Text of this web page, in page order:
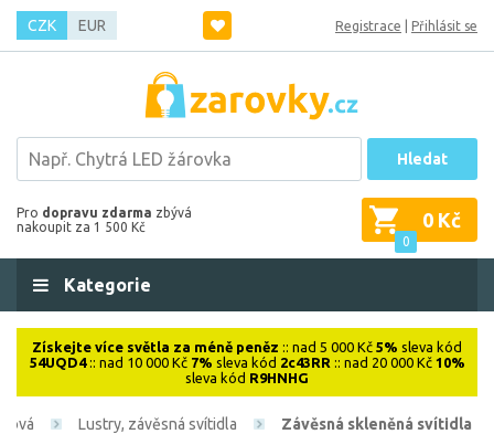
CZK EUR Registrace Přihlásit se
Hledat
Pro dopravu zdarma zbývá
nakoupit za 1 500 Kč
0
0 Kč
Kategorie
Získejte více světla za méně peněz :: nad 5 000 Kč 5% sleva kód
54UQD4:: nad 10 000 Kč 7% sleva kód 2c43RR :: nad 20 000 Kč 10%
sleva kód R9HNHG
Lustry, závěsná svítidla Závěsná skleněná svítidla